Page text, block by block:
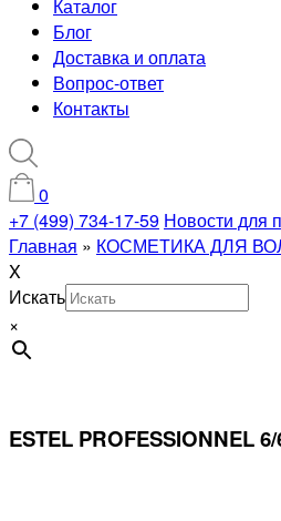
Каталог
Блог
Доставка и оплата
Вопрос-ответ
Контакты
0
+7 (499) 734-17-59 Новости для
Главная » КОСМЕТИКА ДЛЯ
X
Искать
×
ESTEL